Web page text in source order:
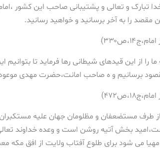
خدا تبارک و تعالی و پشتیبانی صاحب این کشور
مقصد را به آخر برسانید و خواهید رسانید.
را از این قیدهای شیطانی رها فرماید تا بتوانیم
برسانیم و ه صاحب امانت،حضرت مهدی
طرف مستضعفان و مظلومان جهان علیه
بخش آتیه روشن است و وعده خداوند تعالی
می شود برای طلوع آفتاب ولایت از افق مکه